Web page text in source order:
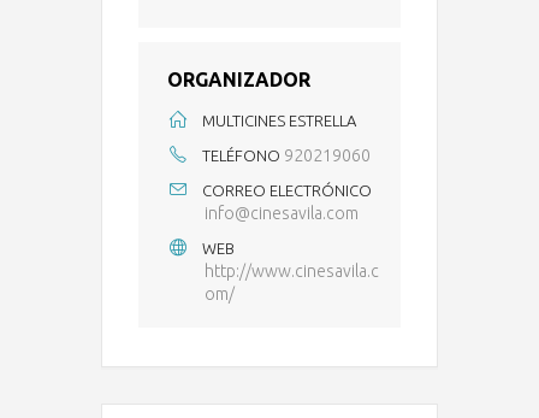
ORGANIZADOR
MULTICINES ESTRELLA
TELÉFONO 920219060
CORREO ELECTRÓNICO
info@cinesavila.com
WEB
http://www.cinesavila.c
om/